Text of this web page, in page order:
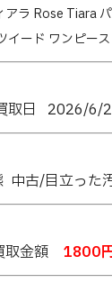
ラ Rose Tiara
イード ワンピース
取日 2026/6/2
中古/目立った
取金額 1800